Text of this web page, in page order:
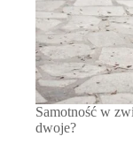
Samotność w
dwoje?